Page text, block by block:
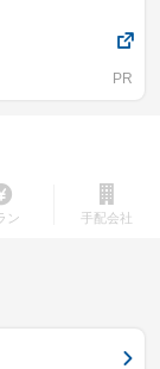
ン 手配会社